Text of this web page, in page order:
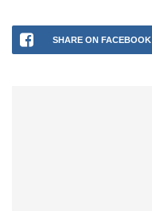
SHARE ON FACEBOOK